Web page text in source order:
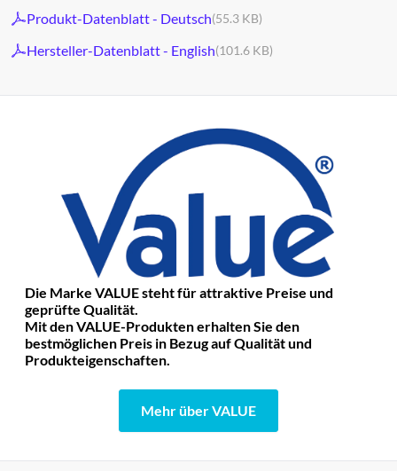
Produkt-Datenblatt - Deutsch(55.3 KB)
Hersteller-Datenblatt - English(101.6 KB)
Die Marke VALUE steht für attraktive Preise und
geprüfte Qualität.
Mit den VALUE-Produkten erhalten Sie den
bestmöglichen Preis in Bezug auf Qualität und
Produkteigenschaften.
Mehr über VALUE